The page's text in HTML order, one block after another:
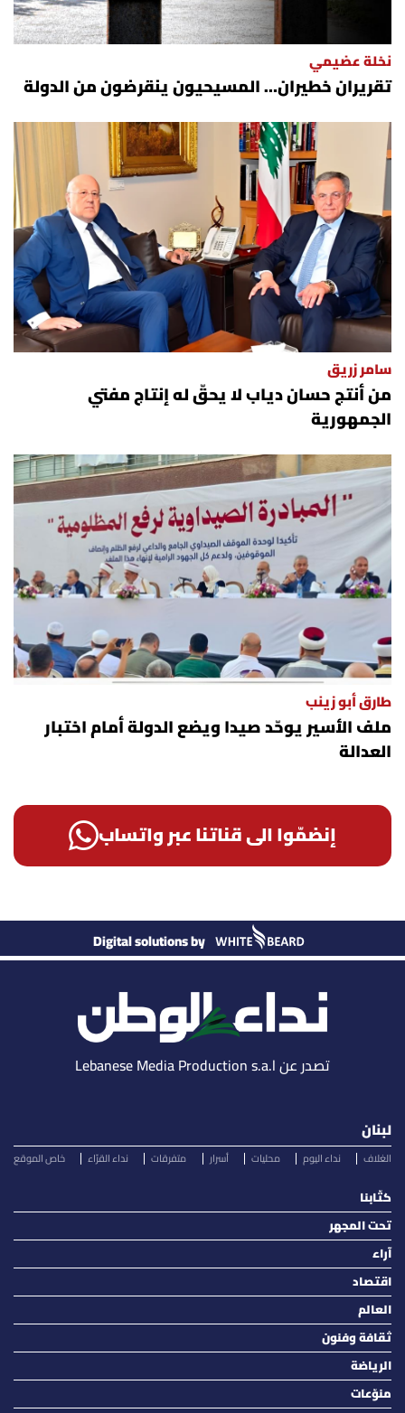
نخلة عضيمي
تقريران خطيران… المسيحيون ينقرضون من الدولة
سامر زريق
من أنتج حسان دياب لا يحقّ له إنتاج مفتي
الجمهورية
طارق أبو زينب
ملف الأسير يوحّد صيدا ويضع الدولة أمام اختبار
العدالة
إنضمّوا الى قناتنا عبر واتساب
Digital solutions by
تصدر عن Lebanese Media Production s.a.l
لبنان
الغلاف نداء اليوم محليات أسرار متفرقات نداء القرّاء خاص الموقع
كتّابنا
تحت المجهر
آراء
اقتصاد
العالم
ثقافة وفنون
الرياضة
منوّعات